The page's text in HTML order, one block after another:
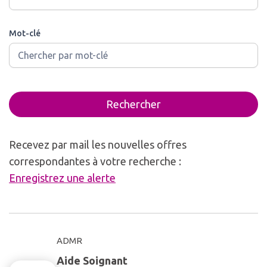
Mot-clé
Rechercher
Recevez par mail les nouvelles offres
correspondantes à votre recherche :
Enregistrez une alerte
ADMR
Aide Soignant